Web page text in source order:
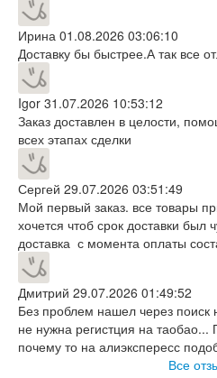
Ирина 01.08.2026 03:06:10
Доставку бы быстрее.А так все
Igor 31.07.2026 10:53:12
Заказ доставлен в целости,
всех этапах сделки
Сергей 29.07.2026 03:51:49
Мой первый заказ. все товары
хочется чтоб срок доставки был
доставка с момента оплаты
Дмитрий 29.07.2026 01:49:52
Без проблем нашел через поиск
не нужна регистция на таобао...
почему то на алиэкспересс
Все